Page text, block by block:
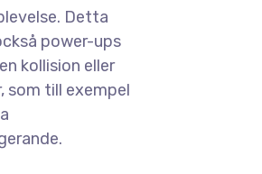
Detta
power-ups
kollision eller
som till exempel